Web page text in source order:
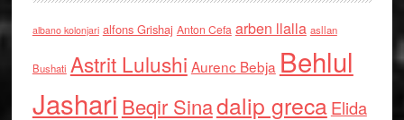
albano kolonjari alfons Grishaj Anton Cefa arben llalla asllan
Bushati Astrit Lulushi Aurenc Bebja Behlul
Jashari Beqir Sinadalip grecaElida